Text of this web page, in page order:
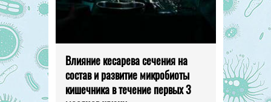
Влияние кесарева сечения на
состав и развитие микробиоты
кишечника в течение первых 3